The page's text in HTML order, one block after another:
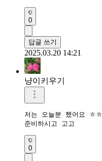
0
답글 쓰기
2025.03.20 14:21
냥이키우기
저는 오늘분 했어요 ㅎㅎ
준비하시고 고고
0